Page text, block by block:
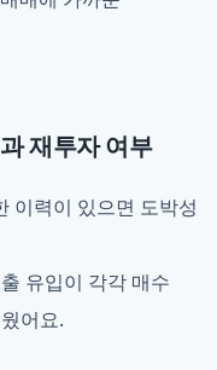
재투자 여부
이력이 있으면 도박성
유입이 각각 매수
어요.